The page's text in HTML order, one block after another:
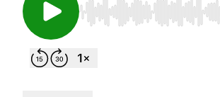
Use Left/Right to seek,